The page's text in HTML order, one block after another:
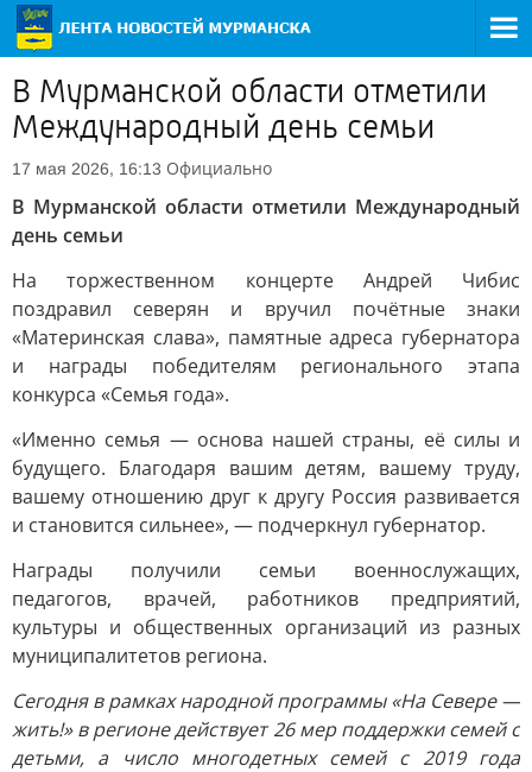
В Мурманской области отметили
Международный день семьи
17 мая 2026, 16:13 Официально
В Мурманской области отметили Международный
день семьи
На торжественном концерте Андрей Чибис
поздравил северян и вручил почётные знаки
«Материнская слава», памятные адреса губернатора
и награды победителям регионального этапа
конкурса «Семья года».
«Именно семья — основа нашей страны, её силы и
будущего. Благодаря вашим детям, вашему труду,
вашему отношению друг к другу Россия развивается
и становится сильнее», — подчеркнул губернатор.
Награды получили семьи военнослужащих,
педагогов, врачей, работников предприятий,
культуры и общественных организаций из разных
муниципалитетов региона.
Сегодня в рамках народной программы «На Севере —
жить!» в регионе действует 26 мер поддержки семей с
детьми, а число многодетных семей с 2019 года